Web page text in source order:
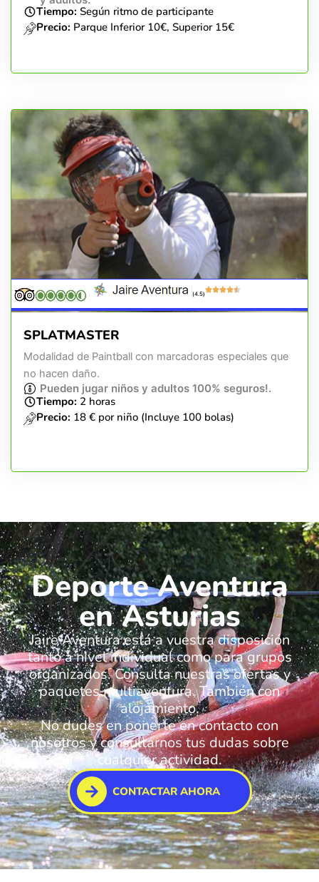
Tiempo: Según ritmo de participante
Precio: Parque Inferior 10€, Superior 15€
(4.5)
SPLATMASTER
Modalidad de Paintball con marcadoras especiales que
no hacen daño.
Pueden jugar niños y adultos 100% seguros!.
Tiempo: 2 horas
Precio: 18 € por niño (Incluye 100 bolas)
Deporte Aventura
en Asturias
Jaire Aventura está a vuestra disposición
tanto a nivel individual como para grupos
organizados. Consulta nuestras ofertas y
paquetes multiaventura. También con
alojamiento.
No dudes en ponerte en contacto con
nosotros y consultarnos tus dudas sobre
cualquier actividad.
CONTACTAR AHORA